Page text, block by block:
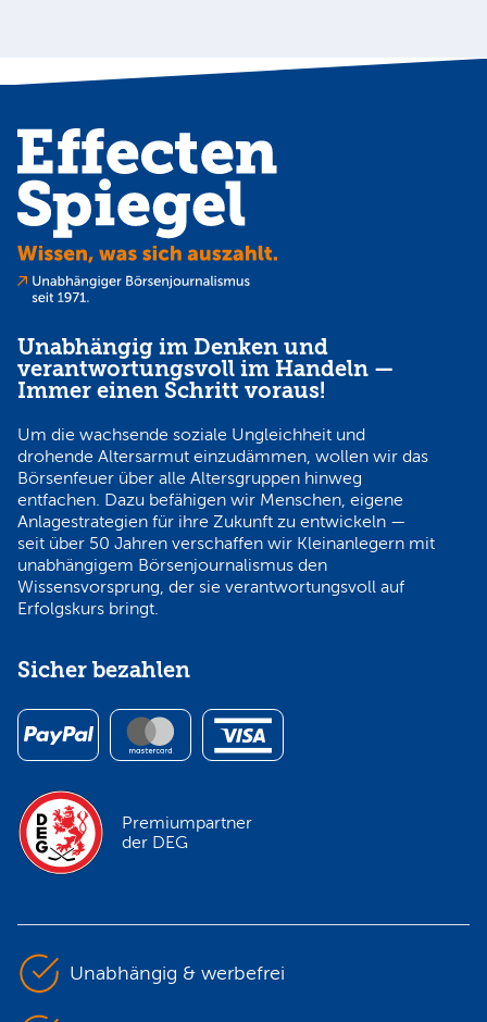
Unabhängig im Denken und
verantwortungsvoll im Handeln —
Immer einen Schritt voraus!
Um die wachsende soziale Ungleichheit und
drohende Altersarmut einzudämmen, wollen wir das
Börsenfeuer über alle Altersgruppen hinweg
entfachen. Dazu befähigen wir Menschen, eigene
Anlagestrategien für ihre Zukunft zu entwickeln —
seit über 50 Jahren verschaffen wir Kleinanlegern mit
unabhängigem Börsenjournalismus den
Wissensvorsprung, der sie verantwortungsvoll auf
Erfolgskurs bringt.
Sicher bezahlen
Premiumpartner
der DEG
Unabhängig & werbefrei